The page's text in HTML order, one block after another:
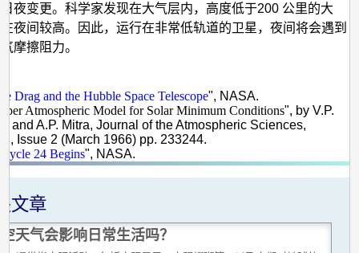
夜变更。科学家发现在大气层内，高度低于200 公里的大
夜间较高。因此，运行在非常低轨道的卫星，夜间将会遇到
摩擦阻力。
Drag and the Hubble Space Telescope", NASA.
Atmospheric Model for Solar Minimum Conditions", by V.P.
and A.P. Mitra, Journal of the Atmospheric Sciences,
Issue 2 (March 1966) pp. 233244.
24 Begins", NASA.
文章
天气会影响日常生活吗？